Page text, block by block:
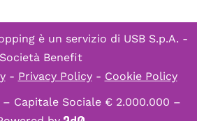
è un servizio di USB S.p.A. -
Società Benefit
- Privacy Policy- Cookie Policy
– Capitale Sociale € 2.000.000 –